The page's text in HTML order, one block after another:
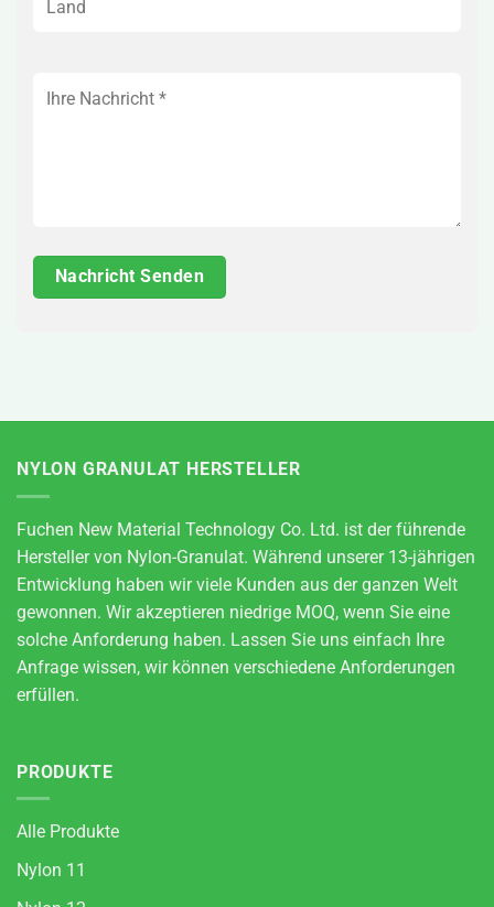
NYLON GRANULAT HERSTELLER
Fuchen New Material Technology Co. Ltd. ist der führende
Hersteller von Nylon-Granulat. Während unserer 13-jährigen
Entwicklung haben wir viele Kunden aus der ganzen Welt
gewonnen. Wir akzeptieren niedrige MOQ, wenn Sie eine
solche Anforderung haben. Lassen Sie uns einfach Ihre
Anfrage wissen, wir können verschiedene Anforderungen
erfüllen.
PRODUKTE
Alle Produkte
Nylon 11